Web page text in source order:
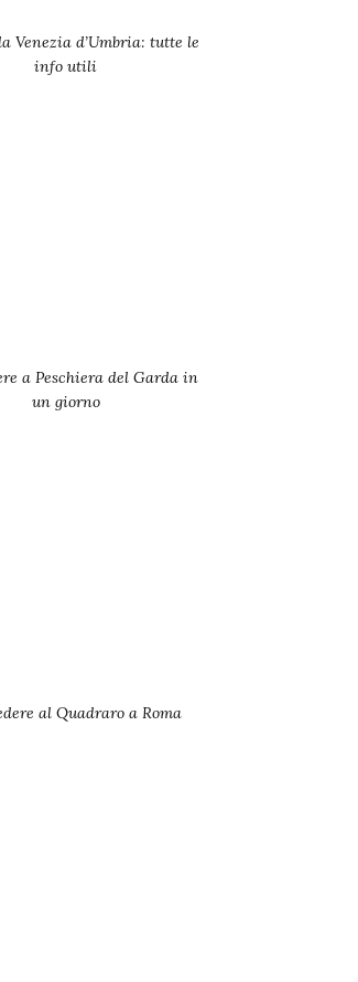
Venezia d’Umbria: tutte le
info utili
a Peschiera del Garda in
un giorno
al Quadraro a Roma